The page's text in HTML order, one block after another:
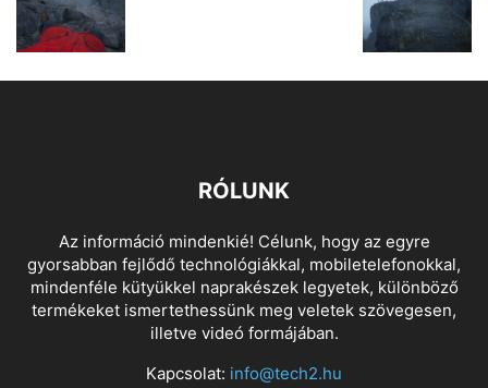
RÓLUNK
Az információ mindenkié! Célunk, hogy az egyre
gyorsabban fejlődő technológiákkal, mobiletelefonokkal,
mindenféle kütyükkel naprakészek legyetek, különböző
termékeket ismertethessünk meg veletek szövegesen,
illetve videó formájában.
Kapcsolat: info@tech2.hu